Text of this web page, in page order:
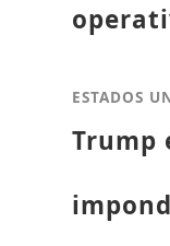
ESTADOS
Trump